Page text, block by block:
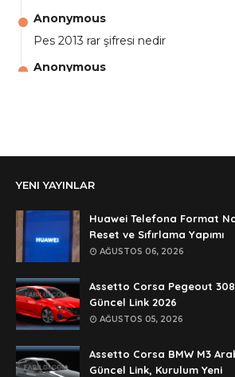
Anonymous
Pes 2013 rar şifresi nedir
Anonymous
şifre ?
Anonymous
şifre ögrenebilirmiyim
Anonymous
🥰🥰🥰
Anonymous
dedezıplatan31 beğend👌
Anonymous
YENI YAYINLAR
Huawei Telefona Format
Reset ve Sıfırlama Yapımı
AĞUSTOS 06, 2026
Assetto Corsa Pegeout
Güncel Link 2026
AĞUSTOS 05, 2026
Assetto Corsa BMW M3
Güncel Link, Kurulum Yeni